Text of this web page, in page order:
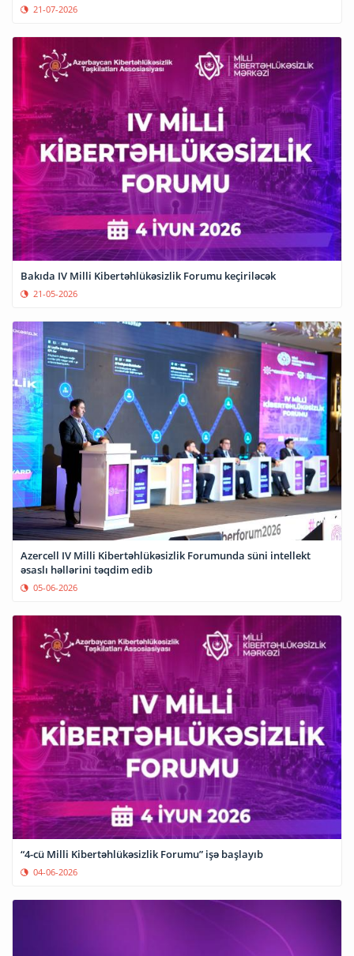
21-07-2026
Bakıda IV Milli Kibertəhlükəsizlik Forumu keçiriləcək
21-05-2026
Azercell IV Milli Kibertəhlükəsizlik Forumunda süni intellekt
əsaslı həllərini təqdim edib
05-06-2026
“4-cü Milli Kibertəhlükəsizlik Forumu” işə başlayıb
04-06-2026